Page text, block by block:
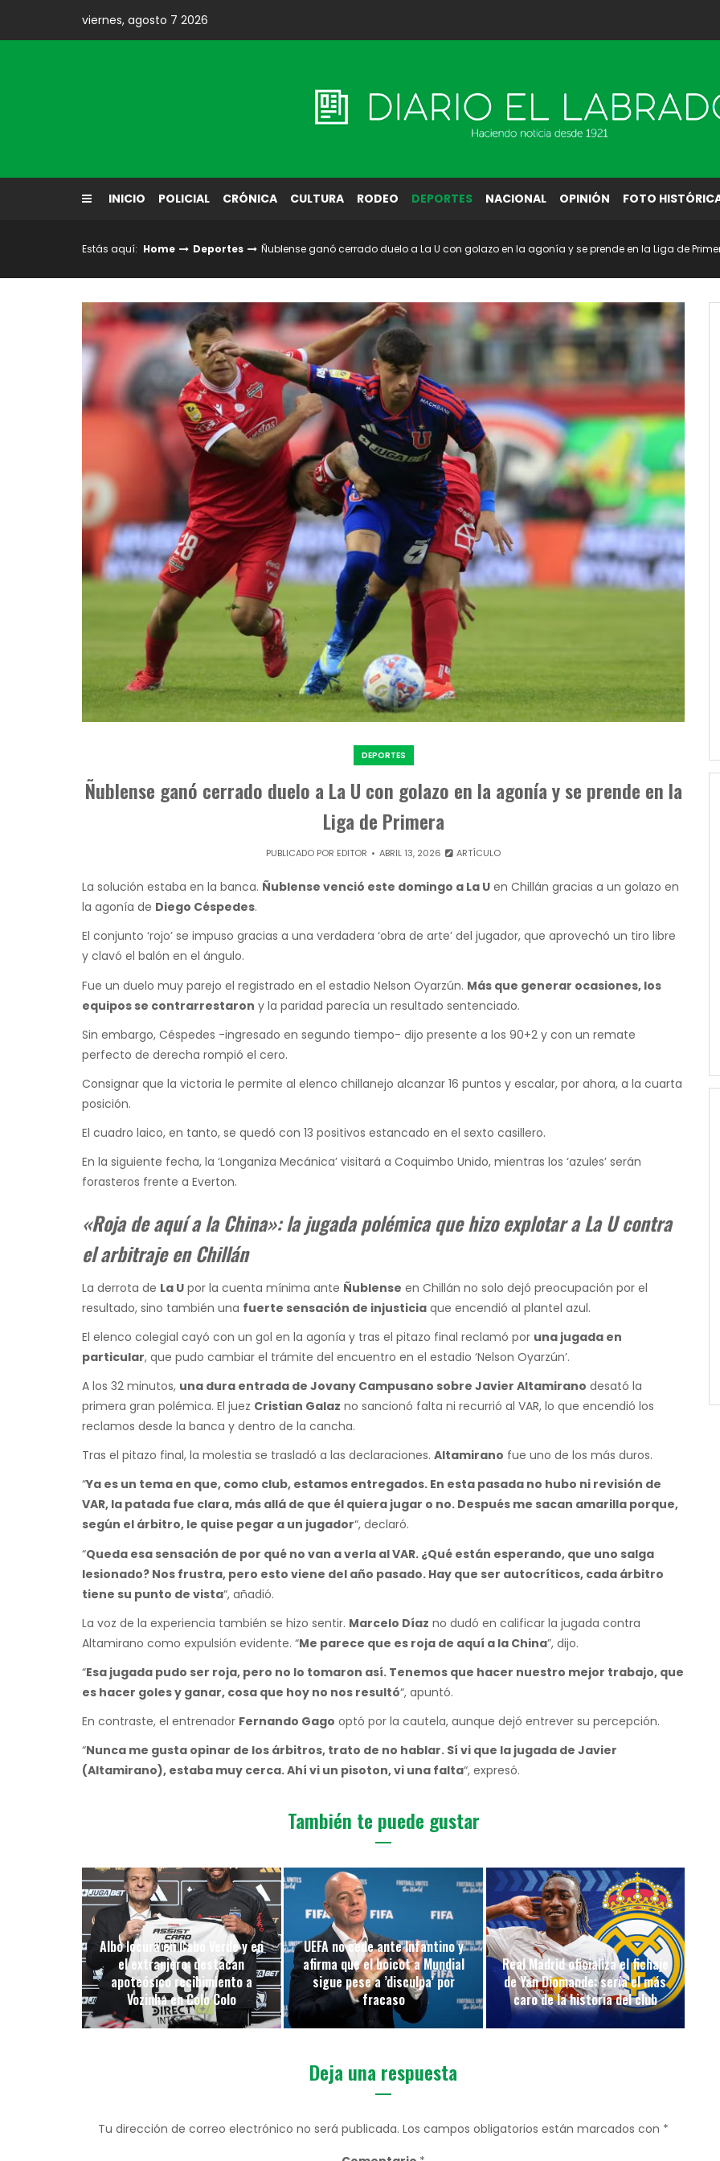
content
viernes, agosto 7 2026
Diario El Labrador
INICIO POLICIAL CRÓNICA CULTURA RODEO DEPORTES NACIONAL OPINIÓN FOTO
Estás aquí: Home Deportes Ñublense ganó cerrado duelo a La U con golazo en la agonía y se prende en la Liga de
DEPORTES
Ñublense ganó cerrado duelo a La U con golazo en la agonía y se prende en la
Liga de Primera
PUBLICADO POR EDITOR ABRIL 13, 2026 ARTÍCULO
La solución estaba en la banca. Ñublense venció este domingo a La U en Chillán gracias a un golazo en
la agonía de Diego Céspedes.
El conjunto ‘rojo’ se impuso gracias a una verdadera ‘obra de arte’ del jugador, que aprovechó un tiro libre
y clavó el balón en el ángulo.
Fue un duelo muy parejo el registrado en el estadio Nelson Oyarzún. Más que generar ocasiones, los
equipos se contrarrestaron y la paridad parecía un resultado sentenciado.
Sin embargo, Céspedes -ingresado en segundo tiempo- dijo presente a los 90+2 y con un remate
perfecto de derecha rompió el cero.
Consignar que la victoria le permite al elenco chillanejo alcanzar 16 puntos y escalar, por ahora, a la cuarta
posición.
El cuadro laico, en tanto, se quedó con 13 positivos estancado en el sexto casillero.
En la siguiente fecha, la ‘Longaniza Mecánica’ visitará a Coquimbo Unido, mientras los ‘azules’ serán
forasteros frente a Everton.
«Roja de aquí a la China»: la jugada polémica que hizo explotar a La U contra
el arbitraje en Chillán
La derrota de La U por la cuenta mínima ante Ñublense en Chillán no solo dejó preocupación por el
resultado, sino también una fuerte sensación de injusticia que encendió al plantel azul.
El elenco colegial cayó con un gol en la agonía y tras el pitazo final reclamó por una jugada en
particular, que pudo cambiar el trámite del encuentro en el estadio ‘Nelson Oyarzún’.
A los 32 minutos, una dura entrada de Jovany Campusano sobre Javier Altamirano desató la
primera gran polémica. El juez Cristian Galaz no sancionó falta ni recurrió al VAR, lo que encendió los
reclamos desde la banca y dentro de la cancha.
Tras el pitazo final, la molestia se trasladó a las declaraciones. Altamirano fue uno de los más duros.
“Ya es un tema en que, como club, estamos entregados. En esta pasada no hubo ni revisión de
VAR, la patada fue clara, más allá de que él quiera jugar o no. Después me sacan amarilla porque,
según el árbitro, le quise pegar a un jugador“, declaró.
“Queda esa sensación de por qué no van a verla al VAR. ¿Qué están esperando, que uno salga
lesionado? Nos frustra, pero esto viene del año pasado. Hay que ser autocríticos, cada árbitro
tiene su punto de vista“, añadió.
La voz de la experiencia también se hizo sentir. Marcelo Díaz no dudó en calificar la jugada contra
Altamirano como expulsión evidente. “Me parece que es roja de aquí a la China”, dijo.
“Esa jugada pudo ser roja, pero no lo tomaron así. Tenemos que hacer nuestro mejor trabajo, que
es hacer goles y ganar, cosa que hoy no nos resultó“, apuntó.
En contraste, el entrenador Fernando Gago optó por la cautela, aunque dejó entrever su percepción.
“Nunca me gusta opinar de los árbitros, trato de no hablar. Sí vi que la jugada de Javier
(Altamirano), estaba muy cerca. Ahí vi un pisoton, vi una falta“, expresó.
También te puede gustar
Albo locura en Cabo Verde y en
el extranjero: destacan
apoteósico recibimiento a
Vozinha en Colo Colo
UEFA no cede ante Infantino y
afirma que el boicot a Mundial
sigue pese a ’disculpa’ por
fracaso
Real Madrid oficializa el fichaje
de Yan Diomande: sería el más
caro de la historia del club
Deja una respuesta
Tu dirección de correo electrónico no será publicada. Los campos obligatorios están marcados con *